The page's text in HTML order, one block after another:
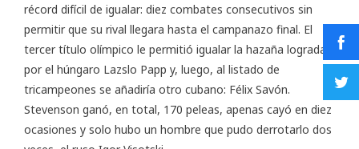
récord difícil de igualar: diez combates consecutivos sin
permitir que su rival llegara hasta el campanazo final. El
tercer título olímpico le permitió igualar la hazaña lograda
por el húngaro Lazslo Papp y, luego, al listado de
tricampeones se añadiría otro cubano: Félix Savón.
Stevenson ganó, en total, 170 peleas, apenas cayó en diez
ocasiones y solo hubo un hombre que pudo derrotarlo dos